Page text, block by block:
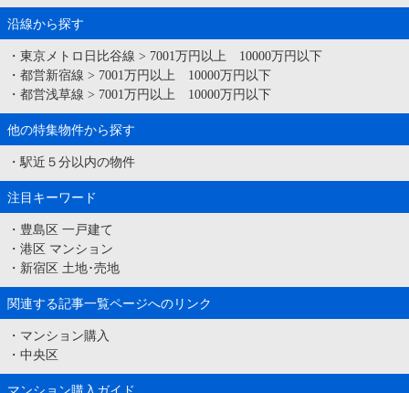
沿線から探す
・ 東京メトロ日比谷線 > 7001万円以上 10000万円以下
・ 都営新宿線 > 7001万円以上 10000万円以下
・ 都営浅草線 > 7001万円以上 10000万円以下
他の特集物件から探す
・ 駅近５分以内の物件
注目キーワード
・ 豊島区 一戸建て
・ 港区 マンション
・ 新宿区 土地･売地
関連する記事一覧ページへのリンク
・ マンション購入
・ 中央区